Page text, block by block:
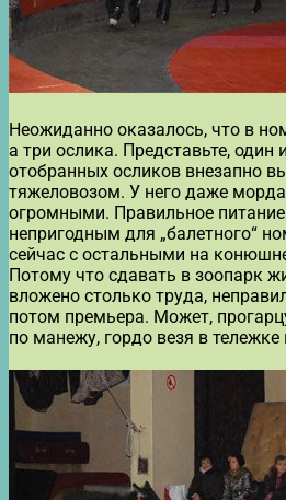
Неожиданно оказалось, что в
а три ослика. Представьте, один
отобранных осликов внезапно
тяжеловозом. У него даже
огромными. Правильное питание
непригодным для „балетного“
сейчас с остальными на
Потому что сдавать в зоопарк
вложено столько труда,
потом премьера. Может,
по манежу, гордо везя в